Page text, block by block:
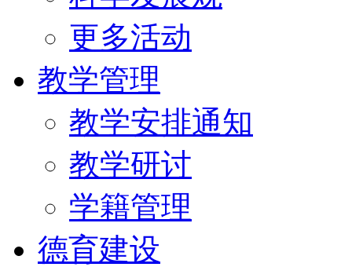
更多活动
教学管理
教学安排通知
教学研讨
学籍管理
德育建设